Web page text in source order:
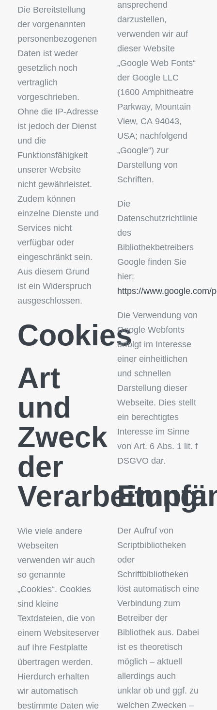
Die Bereitstellung
der vorgenannten
personenbezogenen
Daten ist weder
gesetzlich noch
vertraglich
vorgeschrieben.
Ohne die IP-Adresse
ist jedoch der Dienst
und die
Funktionsfähigkeit
unserer Website
nicht gewährleistet.
Zudem können
einzelne Dienste und
Services nicht
verfügbar oder
eingeschränkt sein.
Aus diesem Grund
ist ein Widerspruch
ausgeschlossen.
Cookies
Art
und
Zweck
der
Verarbeitung:
Wie viele andere
Webseiten
verwenden wir auch
so genannte
„Cookies“. Cookies
sind kleine
Textdateien, die von
einem Websiteserver
auf Ihre Festplatte
übertragen werden.
Hierdurch erhalten
wir automatisch
bestimmte Daten wie
ansprechend
darzustellen,
verwenden wir auf
dieser Website
„Google Web Fonts“
der Google LLC
(1600 Amphitheatre
Parkway, Mountain
View, CA 94043,
USA; nachfolgend
„Google“) zur
Darstellung von
Schriften.
Die
Datenschutzrichtlinie
des
Bibliothekbetreibers
Google finden Sie
hier:
https://www.google.com/
Die Verwendung von
Google Webfonts
erfolgt im Interesse
einer einheitlichen
und schnellen
Darstellung dieser
Webseite. Dies stellt
ein berechtigtes
Interesse im Sinne
von Art. 6 Abs. 1 lit. f
DSGVO dar.
Der Aufruf von
Scriptbibliotheken
oder
Schriftbibliotheken
löst automatisch eine
Verbindung zum
Betreiber der
Bibliothek aus. Dabei
ist es theoretisch
möglich – aktuell
allerdings auch
unklar ob und ggf. zu
welchen Zwecken –